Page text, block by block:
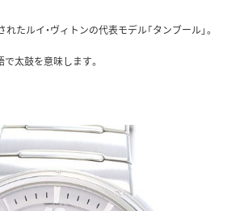
たルイ・ヴィトンの代表モデル「タンブール」。
で太鼓を意味します。